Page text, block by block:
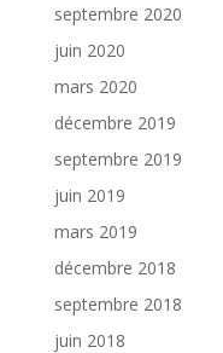
septembre 2020
juin 2020
mars 2020
décembre 2019
septembre 2019
juin 2019
mars 2019
décembre 2018
septembre 2018
juin 2018